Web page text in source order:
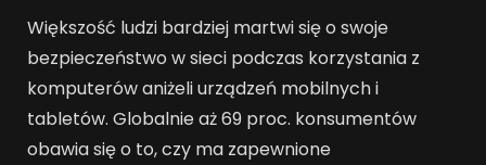
Większość ludzi bardziej martwi się o swoje
bezpieczeństwo w sieci podczas korzystania z
komputerów aniżeli urządzeń mobilnych i
tabletów. Globalnie aż 69 proc. konsumentów
obawia się o to, czy ma zapewnione